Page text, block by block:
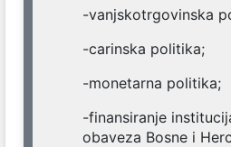
-vanjskotrgovinska
-carinska politika;
-monetarna politika;
-finansiranje
obaveza Bosne i